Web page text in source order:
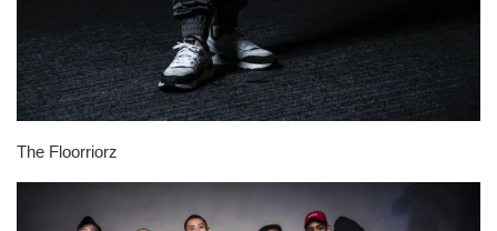
The Floorriorz